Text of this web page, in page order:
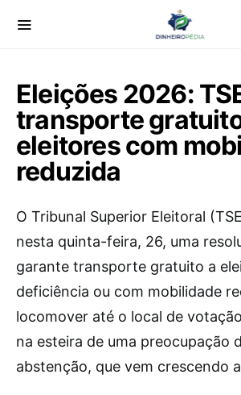
Eleições 2026:
transporte
eleitores com
reduzida
O Tribunal Superior Eleitoral
nesta quinta-feira, 26, uma
garante transporte gratuito a
deficiência ou com mobilidade
locomover até o local de
na esteira de uma preocupação
abstenção, que vem crescendo